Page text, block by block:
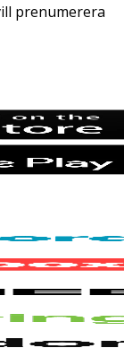
prenumerera